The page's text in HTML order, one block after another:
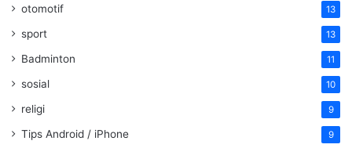
otomotif 13
sport 13
Badminton 11
sosial 10
religi 9
Tips Android / iPhone 9